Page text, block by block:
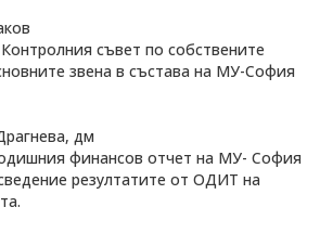
съвет по собствените
звена в състава на МУ-София
дм
финансов отчет на МУ- София
резултатите от ОДИТ на